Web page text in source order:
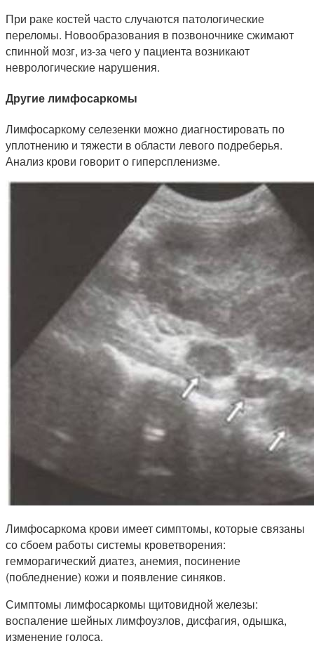
При раке костей часто случаются патологические
переломы. Новообразования в позвоночнике сжимают
спинной мозг, из-за чего у пациента возникают
неврологические нарушения.
Другие лимфосаркомы
Лимфосаркому селезенки можно диагностировать по
уплотнению и тяжести в области левого подреберья.
Анализ крови говорит о гиперспленизме.
Лимфосаркома крови имеет симптомы, которые связаны
со сбоем работы системы кроветворения:
гемморагический диатез, анемия, посинение
(побледнение) кожи и появление синяков.
Симптомы лимфосаркомы щитовидной железы:
воспаление шейных лимфоузлов, дисфагия, одышка,
изменение голоса.